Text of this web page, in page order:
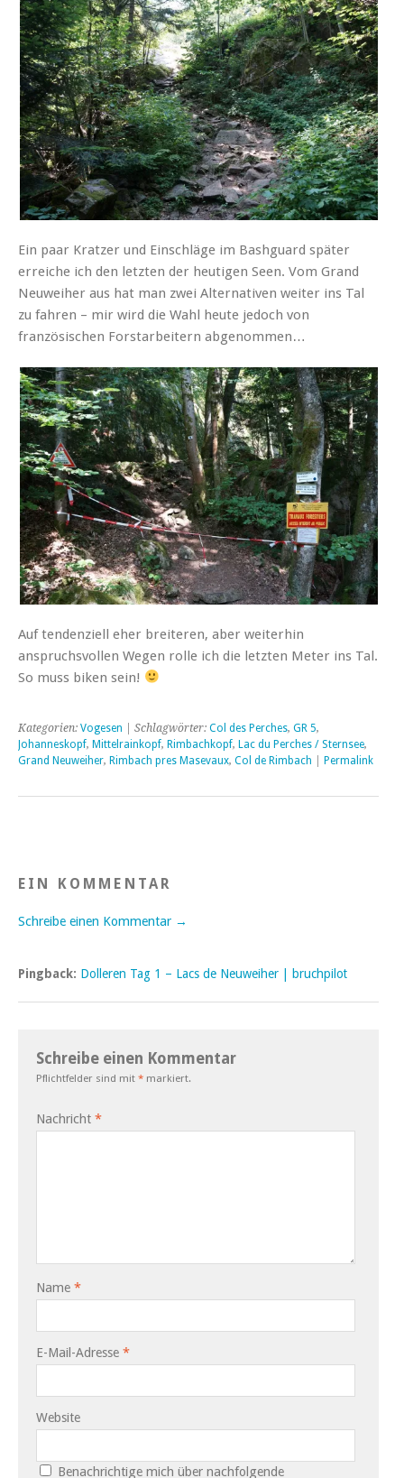
Ein paar Kratzer und Einschläge im Bashguard später
erreiche ich den letzten der heutigen Seen. Vom Grand
Neuweiher aus hat man zwei Alternativen weiter ins Tal
zu fahren – mir wird die Wahl heute jedoch von
französischen Forstarbeitern abgenommen…
Auf tendenziell eher breiteren, aber weiterhin
anspruchsvollen Wegen rolle ich die letzten Meter ins Tal.
So muss biken sein!
Kategorien: Vogesen | Schlagwörter: Col des Perches, GR 5,
Johanneskopf, Mittelrainkopf, Rimbachkopf, Lac du Perches / Sternsee,
Grand Neuweiher, Rimbach pres Masevaux, Col de Rimbach Permalink
EIN KOMMENTAR
Schreibe einen Kommentar →
Pingback: Dolleren Tag 1 – Lacs de Neuweiher | bruchpilot
Schreibe einen Kommentar
Pflichtfelder sind mit * markiert.
Nachricht *
Name *
E-Mail-Adresse *
Website
Benachrichtige mich über nachfolgende